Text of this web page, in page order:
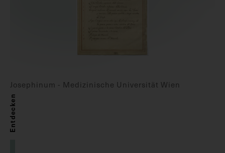
Josephinum - Medizinische Universität Wien
Entdecken